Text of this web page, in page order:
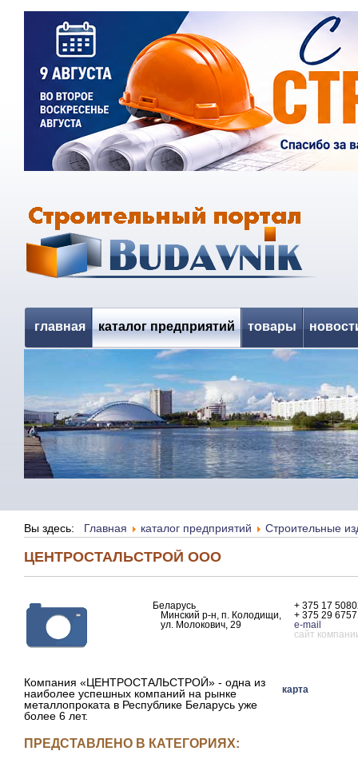
главная каталог предприятий товары
Вы здесь: Главная каталог предприятий Строительные
ЦЕНТРОСТАЛЬСТРОЙ ООО
Беларусь
Минский р-н, п. Колодищи,
ул. Молокович, 29
+ 375 17
+ 375 29
e-mail
сайт
Компания «ЦЕНТРОСТАЛЬСТРОЙ» - одна из
наиболее успешных компаний на рынке
металлопроката в Республике Беларусь уже
более 6 лет.
ПРЕДСТАВЛЕНО В КАТЕГОРИЯХ:
карта